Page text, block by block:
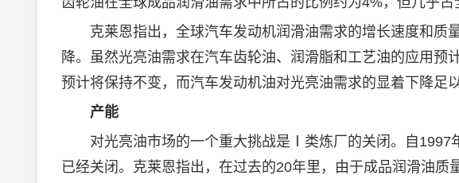
克莱恩指出，全球汽车发动机润滑油需求的增长速度和质
降。虽然光亮油需求在汽车齿轮油、润滑脂和工艺油的应用
预计将保持不变，而汽车发动机油对光亮油需求的显着下降足
产能
对光亮油市场的一个重大挑战是Ⅰ类炼厂的关闭。自1997
已经关闭。克莱恩指出，在过去的20年里，由于成品润滑油